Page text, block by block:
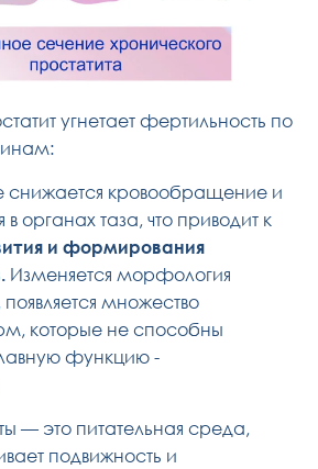
угнетает фертильность по
снижается кровообращение и
органах таза, что приводит к
и формирования
Изменяется морфология
множество
которые не способны
функцию -
— это питательная среда,
подвижность и